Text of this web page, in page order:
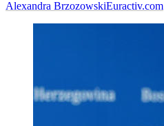
Alexandra BrzozowskiEuractiv.com